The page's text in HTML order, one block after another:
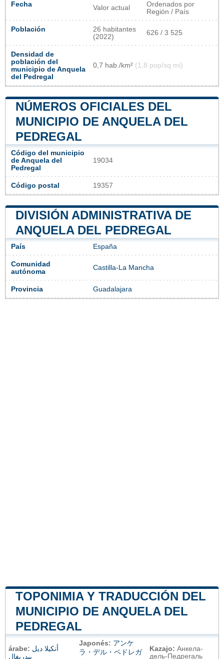
Fecha Valor actual
Ordenados por
Región / País
Población
26 habitantes
(2022)
626 / 3 525
Densidad de
población del
municipio de Anquela
del Pedregal
0,7 hab./km² (1,8 pop/sq mi)
NÚMEROS OFICIALES DEL
MUNICIPIO DE ANQUELA DEL
PEDREGAL
Código del municipio
de Anquela del
Pedregal
19034
Código postal 19357
DIVISIÓN ADMINISTRATIVA DE
ANQUELA DEL PEDREGAL
País España
Comunidad
autónoma
Castilla-La Mancha
Provincia Guadalajara
TOPONIMIA Y TRADUCCIÓN DEL
MUNICIPIO DE ANQUELA DEL
PEDREGAL
árabe: أنكيلا ديل
بيدريغال
Japonés: アンケ
ラ・デル・ペドレガ
Kazajo: Анкела-
дель-Педрегаль